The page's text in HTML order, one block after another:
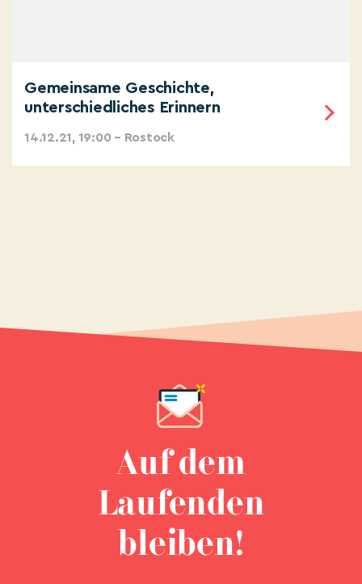
Gemeinsame Geschichte,
unterschiedliches Erinnern
14.12.21, 19:00 – Rostock
Auf dem
Laufenden
bleiben!